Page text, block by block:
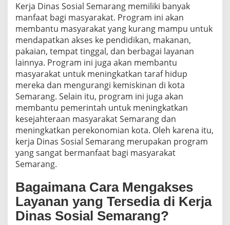
Kerja Dinas Sosial Semarang memiliki banyak
manfaat bagi masyarakat. Program ini akan
membantu masyarakat yang kurang mampu untuk
mendapatkan akses ke pendidikan, makanan,
pakaian, tempat tinggal, dan berbagai layanan
lainnya. Program ini juga akan membantu
masyarakat untuk meningkatkan taraf hidup
mereka dan mengurangi kemiskinan di kota
Semarang. Selain itu, program ini juga akan
membantu pemerintah untuk meningkatkan
kesejahteraan masyarakat Semarang dan
meningkatkan perekonomian kota. Oleh karena itu,
kerja Dinas Sosial Semarang merupakan program
yang sangat bermanfaat bagi masyarakat
Semarang.
Bagaimana Cara Mengakses
Layanan yang Tersedia di Kerja
Dinas Sosial Semarang?